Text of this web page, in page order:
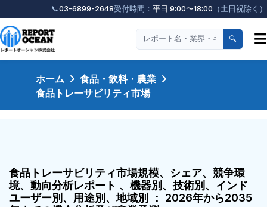
📞03-6899-2648受付時間： 平日 9:00〜18:00 （土日祝除く）
🔍 ☰
ホーム
食品・飲料・農業
食品トレーサビリティ市場
食品トレーサビリティ市場規模、シェア、競争環
境、動向分析レポート 、機器別、技術別、インド
ユーザー別、用途別、地域別 ： 2026年から2035